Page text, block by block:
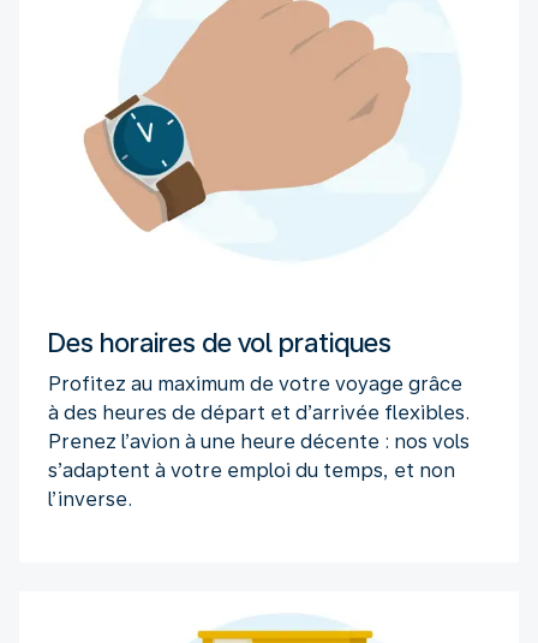
Des horaires de vol pratiques
Profitez au maximum de votre voyage grâce
à des heures de départ et d’arrivée flexibles.
Prenez l’avion à une heure décente : nos vols
s’adaptent à votre emploi du temps, et non
l’inverse.